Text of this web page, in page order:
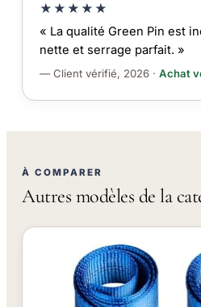
★★★★★
« La qualité Green Pin est
nette et serrage parfait. »
— Client vérifié, 2026 · Achat
À COMPARER
Autres modèles de la